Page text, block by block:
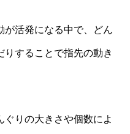
が活発になる中で、どん
りすることで指先の動き
ぐりの大きさや個数によ